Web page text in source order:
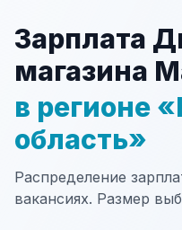
Зарплата
магазина
в регионе
область»
Распределение
вакансиях. Размер